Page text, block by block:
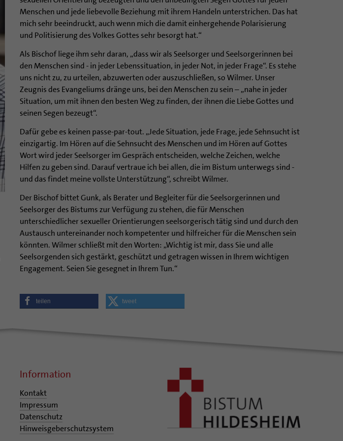
Menschen und jede liebevolle Beziehung mit ihrem Handeln unterstrichen. Das hat
mich sehr beeindruckt, auch wenn mich die damit einhergehende Polarisierung
und Politisierung des Volkes Gottes sehr besorgt hat.“
Als Bischof liege ihm sehr daran, „dass wir als Seelsorger und Seelsorgerinnen bei
den Menschen sind - in jeder Lebenssituation, in jeder Not, in jeder Frage“. Es stehe
uns nicht zu, zu urteilen, abzuwerten oder auszuschließen, so Wilmer. Unser
Zeugnis des Evangeliums dränge uns, bei den Menschen zu sein – „nahe in jeder
Situation, um mit ihnen den besten Weg zu finden, der ihnen die Liebe Gottes und
seinen Segen bezeugt“.
Dafür gebe es keinen passe-par-tout. „Jede Situation, jede Frage, jede Sehnsucht ist
einzigartig. Im Hören auf die Sehnsucht des Menschen und im Hören auf Gottes
Wort wird jeder Seelsorger im Gespräch entscheiden, welche Zeichen, welche
Hilfen zu geben sind. Darauf vertraue ich bei allen, die im Bistum unterwegs sind -
und das findet meine vollste Unterstützung“, schreibt Wilmer.
Der Bischof bittet Gunk, als Berater und Begleiter für die Seelsorgerinnen und
Seelsorger des Bistums zur Verfügung zu stehen, die für Menschen
unterschiedlicher sexueller Orientierungen seelsorgerisch tätig sind und durch den
Austausch untereinander noch kompetenter und hilfreicher für die Menschen sein
könnten. Wilmer schließt mit den Worten: „Wichtig ist mir, dass Sie und alle
Seelsorgenden sich gestärkt, geschützt und getragen wissen in Ihrem wichtigen
Engagement. Seien Sie gesegnet in Ihrem Tun.“
teilen tweet
Information
Kontakt
Impressum
Datenschutz
Hinweisgeberschutzsystem